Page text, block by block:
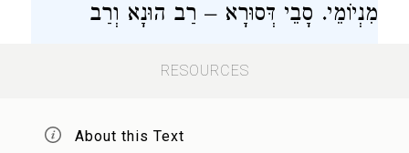
מִנְיוֹמֵי. סָבֵי דְּסוּרָא – רַב הוּנָא וְרַב
בְּנֵי רַחֲבָה. אָמוֹרָאֵי דְּפוּמְבְּדִיתָא – רַבָּה
RESOURCES
About this Text